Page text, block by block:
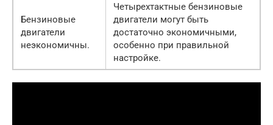
Бензиновые
двигатели
неэкономичны.
Четырехтактные бензиновые
двигатели могут быть
достаточно экономичными,
особенно при правильной
настройке.